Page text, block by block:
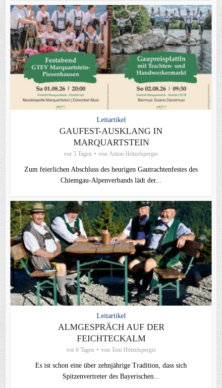
Leitartikel
GAUFEST-AUSKLANG IN
MARQUARTSTEIN
vor 5 Tagen von Anton Hötzelsperger
Zum feierlichen Abschluss des heurigen Gautrachtenfestes des
Chiemgau‑Alpenverbands lädt der...
Leitartikel
ALMGESPRÄCH AUF DER
FEICHTECKALM
vor 6 Tagen von Toni Hötzelsperger
Es ist schon eine über zehnjährige Tradition, dass sich
Spitzenvertreter des Bayerischen...